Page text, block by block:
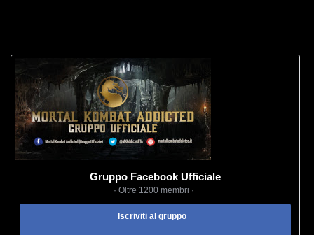
Gruppo Facebook Ufficiale
· Oltre 1200 membri ·
Iscriviti al gruppo